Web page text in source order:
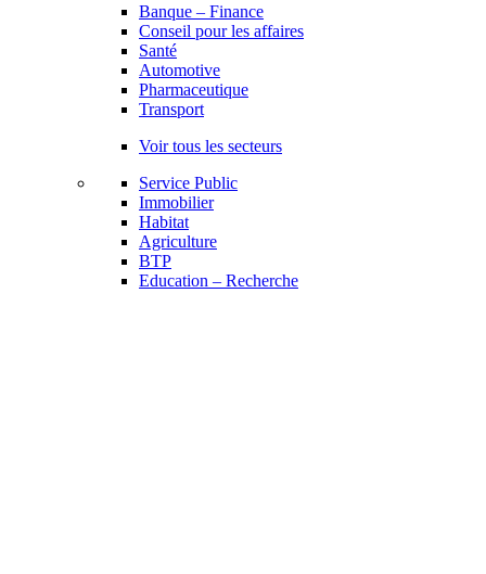
Banque – Finance
Conseil pour les affaires
Santé
Automotive
Pharmaceutique
Transport
Voir tous les secteurs
Service Public
Immobilier
Habitat
Agriculture
BTP
Education – Recherche